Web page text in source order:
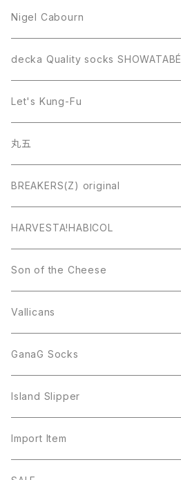
Nigel Cabourn
decka Quality socks SHOWATABÉ
Let's Kung-Fu
丸五
BREAKERS(Z) original
HARVESTA!HABICOL
Son of the Cheese
Vallicans
GanaG Socks
Island Slipper
Import Item